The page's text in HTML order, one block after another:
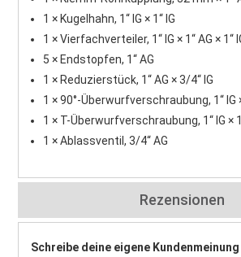
1 × Kugelhahn, 1“ IG × 1“ IG
1 × Vierfachverteiler, 1“ IG × 1“ AG × 1“
5 × Endstopfen, 1“ AG
1 × Reduzierstück, 1“ AG × 3/4“ IG
1 × 90°-Überwurfverschraubung, 1“ IG
1 × T-Überwurfverschraubung, 1“ IG ×
1 × Ablassventil, 3/4“ AG
Rezensionen
Schreibe deine eigene Kundenmeinung